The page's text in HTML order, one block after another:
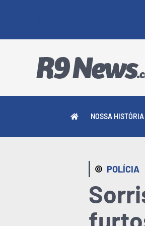
NOSSA HISTÓRIA
POLÍCIA